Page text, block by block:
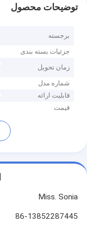
توضیحات محصول
برجسته
جزئیات بسته بندی
زمان تحویل
شماره مدل
قابلیت ارائه
قیمت
Miss. Sonia
86-13852287445